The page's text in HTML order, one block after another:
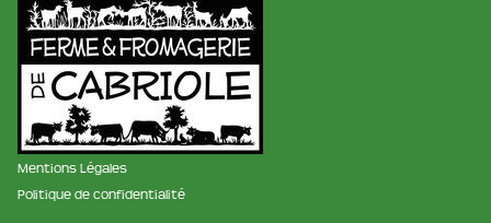
Mentions Légales
Politique de confidentialité